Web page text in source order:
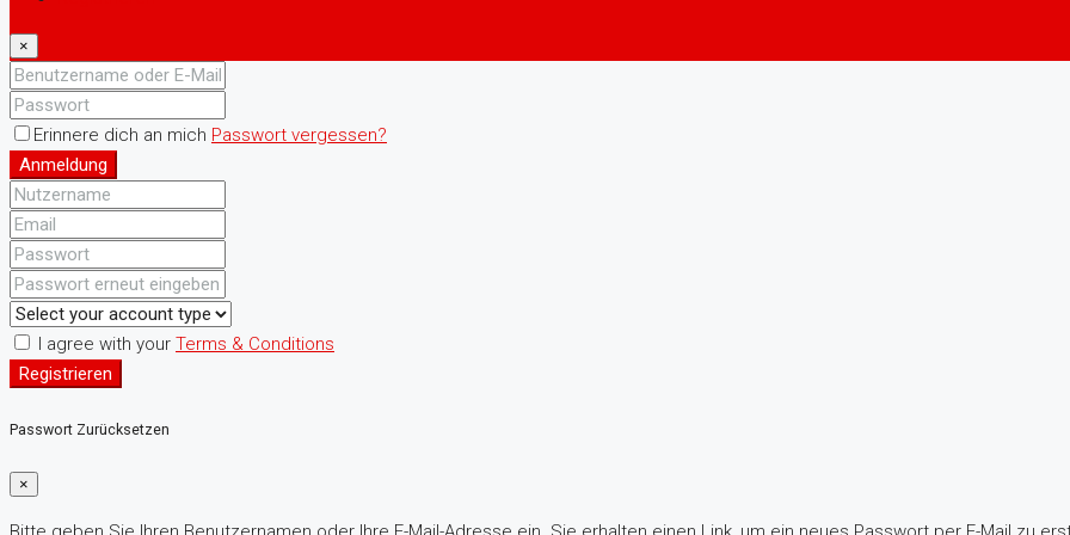
×
Erinnere dich an mich Passwort vergessen?
Anmeldung
I agree with your Terms & Conditions
Registrieren
Passwort Zurücksetzen
×